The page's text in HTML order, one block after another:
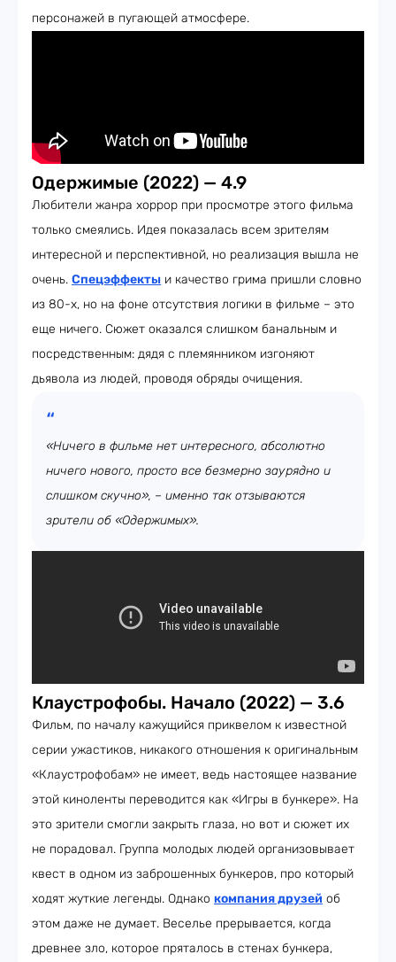
персонажей в пугающей атмосфере.
Одержимые (2022) — 4.9
Любители жанра хоррор при просмотре этого фильма
только смеялись. Идея показалась всем зрителям
интересной и перспективной, но реализация вышла не
очень. Спецэффекты и качество грима пришли словно
из 80-х, но на фоне отсутствия логики в фильме – это
еще ничего. Сюжет оказался слишком банальным и
посредственным: дядя с племянником изгоняют
дьявола из людей, проводя обряды очищения.
«Ничего в фильме нет интересного, абсолютно
ничего нового, просто все безмерно заурядно и
слишком скучно», – именно так отзываются
зрители об «Одержимых».
Клаустрофобы. Начало (2022) — 3.6
Фильм, по началу кажущийся приквелом к известной
серии ужастиков, никакого отношения к оригинальным
«Клаустрофобам» не имеет, ведь настоящее название
этой киноленты переводится как «Игры в бункере». На
это зрители смогли закрыть глаза, но вот и сюжет их
не порадовал. Группа молодых людей организовывает
квест в одном из заброшенных бункеров, про который
ходят жуткие легенды. Однако компания друзей об
этом даже не думает. Веселье прерывается, когда
древнее зло, которое пряталось в стенах бункера,